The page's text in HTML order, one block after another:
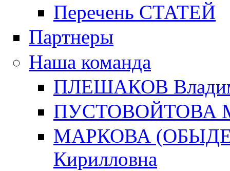
Перечень СТАТЕЙ
Партнеры
Наша команда
ПЛЕШАКОВ
ПУСТОВОЙТОВА
МАРКОВА
Кирилловна